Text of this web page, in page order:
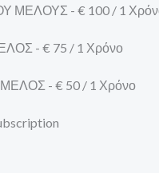
ΜΕΛΟΥΣ - € 100 / 1
- € 75 / 1 Χρόνο
ΜΕΛΟΣ - € 50 / 1 Χρόνο